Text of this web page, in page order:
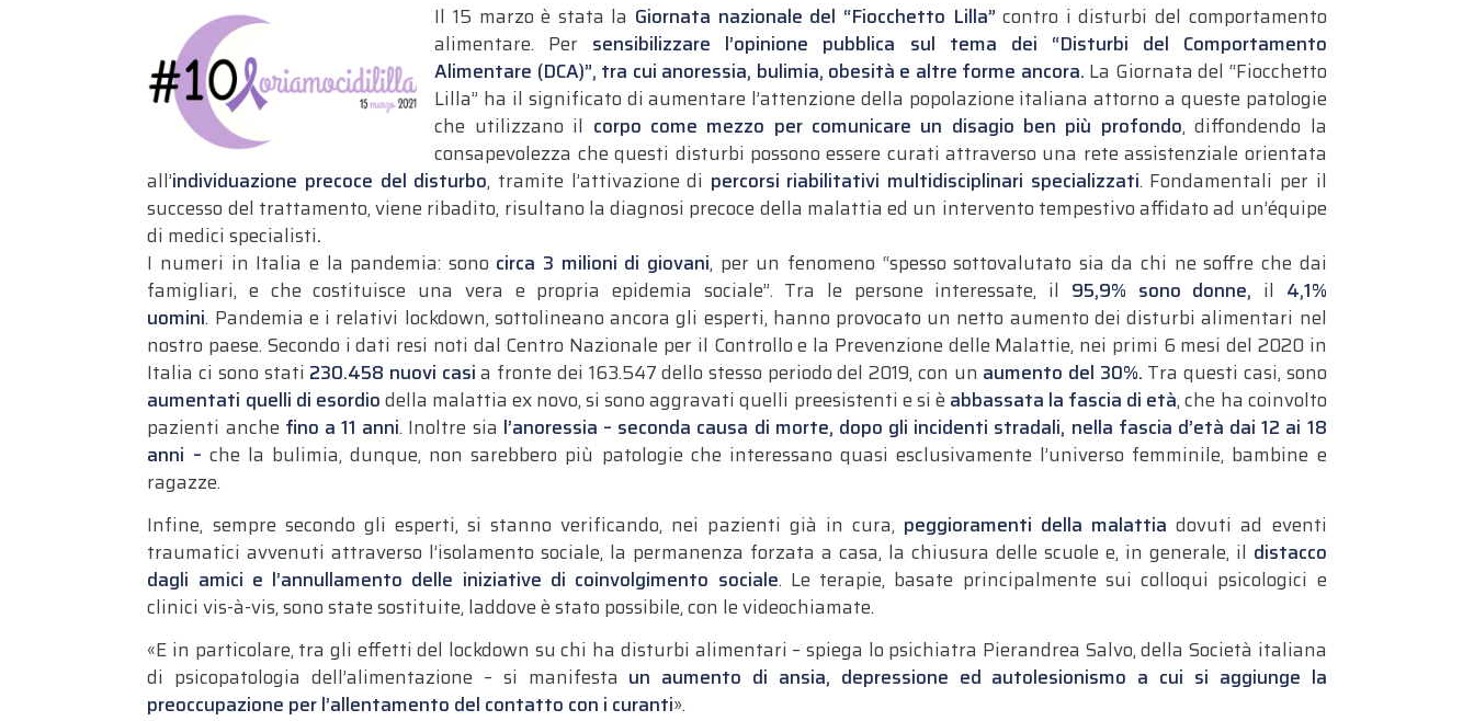
Il 15 marzo è stata la Giornata nazionale del “Fiocchetto Lilla” contro i disturbi del comportamento
alimentare. Per sensibilizzare l’opinione pubblica sul tema dei “Disturbi del Comportamento
Alimentare (DCA)”, tra cui anoressia, bulimia, obesità e altre forme ancora. La Giornata del “Fiocchetto
Lilla” ha il significato di aumentare l’attenzione della popolazione italiana attorno a queste patologie
che utilizzano il corpo come mezzo per comunicare un disagio ben più profondo, diffondendo la
consapevolezza che questi disturbi possono essere curati attraverso una rete assistenziale orientata
all’individuazione precoce del disturbo, tramite l’attivazione di percorsi riabilitativi multidisciplinari specializzati. Fondamentali per il
successo del trattamento, viene ribadito, risultano la diagnosi precoce della malattia ed un intervento tempestivo affidato ad un’équipe
di medici specialisti.
I numeri in Italia e la pandemia: sono circa 3 milioni di giovani, per un fenomeno “spesso sottovalutato sia da chi ne soffre che dai
famigliari, e che costituisce una vera e propria epidemia sociale”. Tra le persone interessate, il 95,9% sono donne, il 4,1%
uomini. Pandemia e i relativi lockdown, sottolineano ancora gli esperti, hanno provocato un netto aumento dei disturbi alimentari nel
nostro paese. Secondo i dati resi noti dal Centro Nazionale per il Controllo e la Prevenzione delle Malattie, nei primi 6 mesi del 2020 in
Italia ci sono stati 230.458 nuovi casia fronte dei 163.547 dello stesso periodo del 2019, con un aumento del 30%. Tra questi casi, sono
aumentati quelli di esordiodella malattia ex novo, si sono aggravati quelli preesistenti e si è abbassata la fascia di età, che ha coinvolto
pazienti anche fino a 11 anni. Inoltre sia l’anoressia – seconda causa di morte, dopo gli incidenti stradali, nella fascia d’età dai 12 ai 18
anni – che la bulimia, dunque, non sarebbero più patologie che interessano quasi esclusivamente l’universo femminile, bambine e
ragazze.
Infine, sempre secondo gli esperti, si stanno verificando, nei pazienti già in cura, peggioramenti della malattia dovuti ad eventi
traumatici avvenuti attraverso l’isolamento sociale, la permanenza forzata a casa, la chiusura delle scuole e, in generale, il distacco
dagli amici e l’annullamento delle iniziative di coinvolgimento sociale. Le terapie, basate principalmente sui colloqui psicologici e
clinici vis-à-vis, sono state sostituite, laddove è stato possibile, con le videochiamate.
«E in particolare, tra gli effetti del lockdown su chi ha disturbi alimentari – spiega lo psichiatra Pierandrea Salvo, della Società italiana
di psicopatologia dell’alimentazione – si manifesta un aumento di ansia, depressione ed autolesionismo a cui si aggiunge la
preoccupazione per l’allentamento del contatto con i curanti».